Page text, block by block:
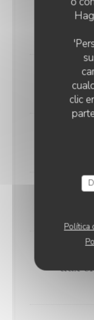
clic
Política
Brie
aux